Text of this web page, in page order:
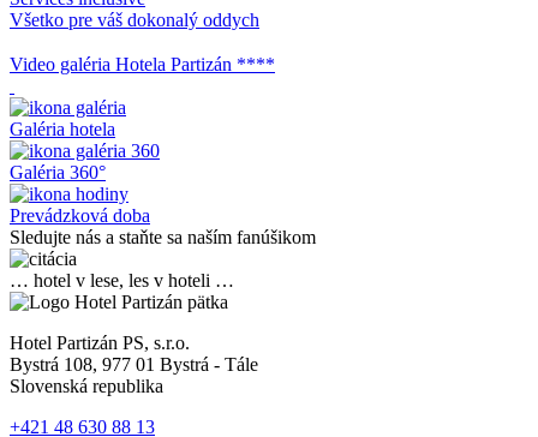
Všetko pre váš dokonalý oddych
Video galéria Hotela Partizán ****
Galéria hotela
Galéria 360°
Prevádzková doba
Sledujte nás a staňte sa naším fanúšikom
… hotel v lese, les v hoteli …
Hotel Partizán PS, s.r.o.
Bystrá 108, 977 01 Bystrá - Tále
Slovenská republika
+421 48 630 88 13